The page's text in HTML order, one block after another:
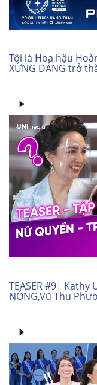
Tôi là Hoa hậu
XỨNG ĐÁNG trở
TEASER #9| Kathy
NÓNG,Vũ Thu